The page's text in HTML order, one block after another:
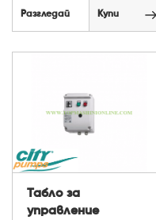
Разгледай Купи
Табло за
управление